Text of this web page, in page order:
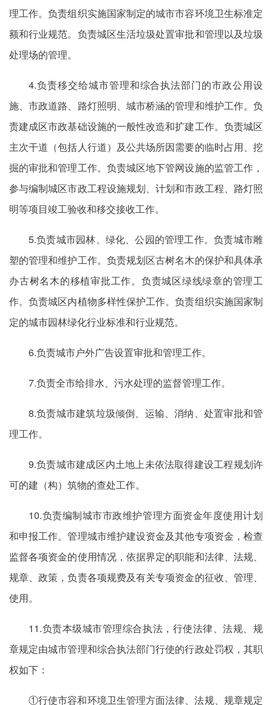
理工作。负责组织实施国家制定的城市市容环境卫生标准定
额和行业规范。负责城区生活垃圾处置审批和管理以及垃圾
处理场的管理。
4.负责移交给城市管理和综合执法部门的市政公用设
施、市政道路、路灯照明、城市桥涵的管理和维护工作。负
责建成区市政基础设施的一般性改造和扩建工作。负责城区
主次干道（包括人行道）及公共场所因需要的临时占用、挖
掘的审批和管理工作。负责城区地下管网设施的监管工作，
参与编制城区市政工程设施规划、计划和市政工程、路灯照
明等项目竣工验收和移交接收工作。
5.负责城市园林、绿化、公园的管理工作。负责城市雕
塑的管理和维护工作。负责规划区古树名木的保护和具体承
办古树名木的移植审批工作。负责城区绿线绿章的管理工
作。负责城区内植物多样性保护工作。负责组织实施国家制
定的城市园林绿化行业标准和行业规范。
6.负责城市户外广告设置审批和管理工作。
7.负责全市给排水、污水处理的监督管理工作。
8.负责城市建筑垃圾倾倒、运输、消纳、处置审批和管
理工作。
9.负责城市建成区内土地上未依法取得建设工程规划许
可的建（构）筑物的查处工作。
10.负责编制城市市政维护管理方面资金年度使用计划
和申报工作。管理城市维护建设资金及其他专项资金，检查
监督各项资金的使用情况，依据界定的职能和法律、法规、
规章、政策，负责各项规费及有关专项资金的征收、管理、
使用。
11.负责本级城市管理综合执法，行使法律、法规、规
章规定由城市管理和综合执法部门行使的行政处罚权，其职
权如下：
①行使市容和环境卫生管理方面法律、法规、规章规定